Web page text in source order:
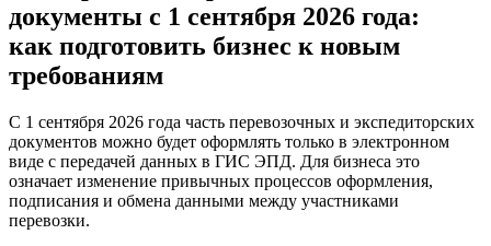
документы с 1 сентября 2026 года:
как подготовить бизнес к новым
требованиям
С 1 сентября 2026 года часть перевозочных и экспедиторских
документов можно будет оформлять только в электронном
виде с передачей данных в ГИС ЭПД. Для бизнеса это
означает изменение привычных процессов оформления,
подписания и обмена данными между участниками
перевозки.